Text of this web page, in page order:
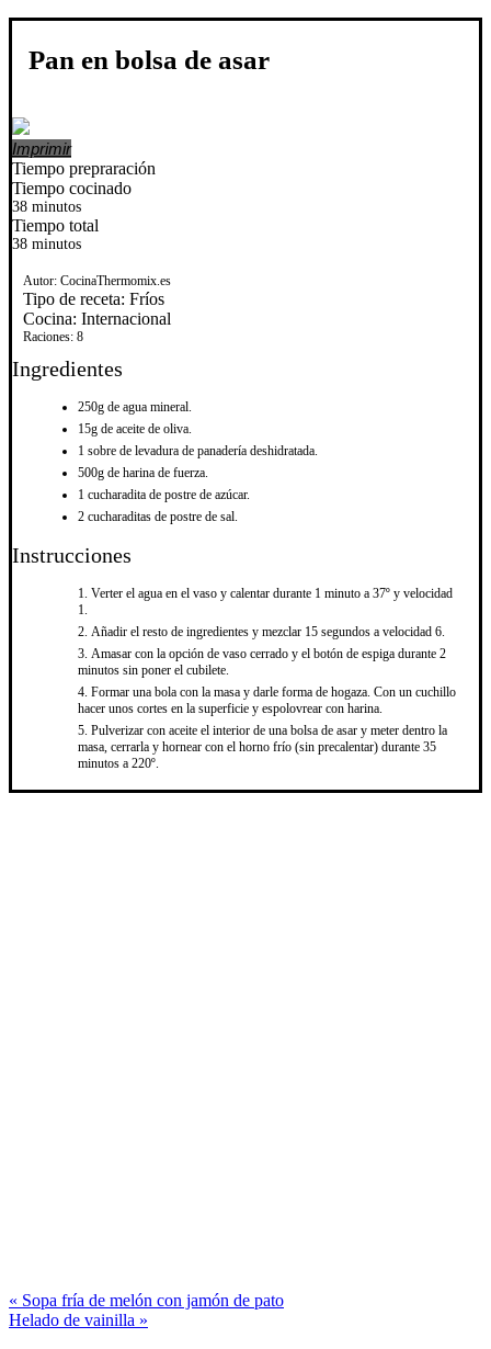
Pan en bolsa de asar
Imprimir
Tiempo prepraración
Tiempo cocinado
38 minutos
Tiempo total
38 minutos
Autor: CocinaThermomix.es
Tipo de receta: Fríos
Cocina: Internacional
Raciones: 8
Ingredientes
250g de agua mineral.
15g de aceite de oliva.
1 sobre de levadura de panadería deshidratada.
500g de harina de fuerza.
1 cucharadita de postre de azúcar.
2 cucharaditas de postre de sal.
Instrucciones
Verter el agua en el vaso y calentar durante 1 minuto a 37º y velocidad
1.
Añadir el resto de ingredientes y mezclar 15 segundos a velocidad 6.
Amasar con la opción de vaso cerrado y el botón de espiga durante 2
minutos sin poner el cubilete.
Formar una bola con la masa y darle forma de hogaza. Con un cuchillo
hacer unos cortes en la superficie y espolovrear con harina.
Pulverizar con aceite el interior de una bolsa de asar y meter dentro la
masa, cerrarla y hornear con el horno frío (sin precalentar) durante 35
minutos a 220º.
« Sopa fría de melón con jamón de pato
Helado de vainilla »